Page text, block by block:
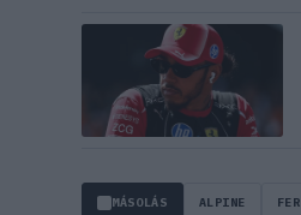
MÁSOLÁS ALPINE